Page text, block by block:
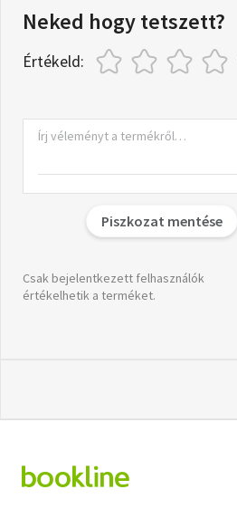
Neked hogy tetszett?
Értékeld:
Piszkozat mentése
Csak bejelentkezett felhasználók
értékelhetik a terméket.